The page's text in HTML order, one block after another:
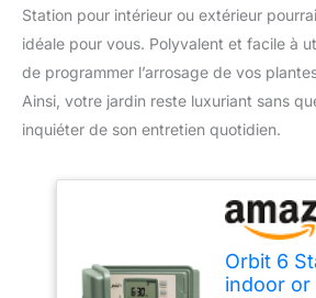
Station pour intérieur ou extérieur
idéale pour vous. Polyvalent et facile à
de programmer l’arrosage de vos
Ainsi, votre jardin reste luxuriant sans
inquiéter de son entretien quotidien.
Orbit 6
indoor